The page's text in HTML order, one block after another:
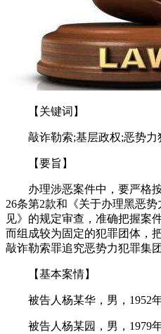
【关键词】
敲诈勒索;基层政权;恶势力
【要旨】
办理涉恶案件中，要严格按
26条第2款和《关于办理黑恶
见》的规定审查，准确把握案
而组成较为固定的犯罪团体，
敲诈勒索罪追究恶势力犯罪集
【基本案情】
被告人杨某华，男，1952年
被告人杨某园，男，1979年